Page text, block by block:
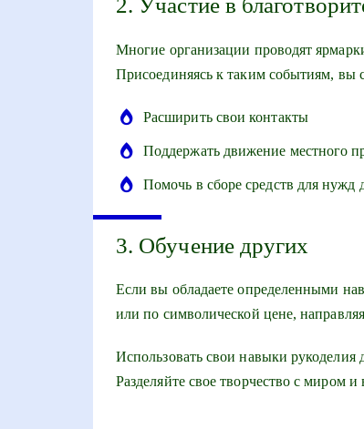
Многие организации проводят
Присоединяясь к таким событиям, вы
Расширить свои контакты
Поддержать движение местного
Помочь в сборе средств для нужд
3. Обучение других
Если вы обладаете определенными
или по символической цене,
Использовать свои навыки
Разделяйте свое творчество с миром